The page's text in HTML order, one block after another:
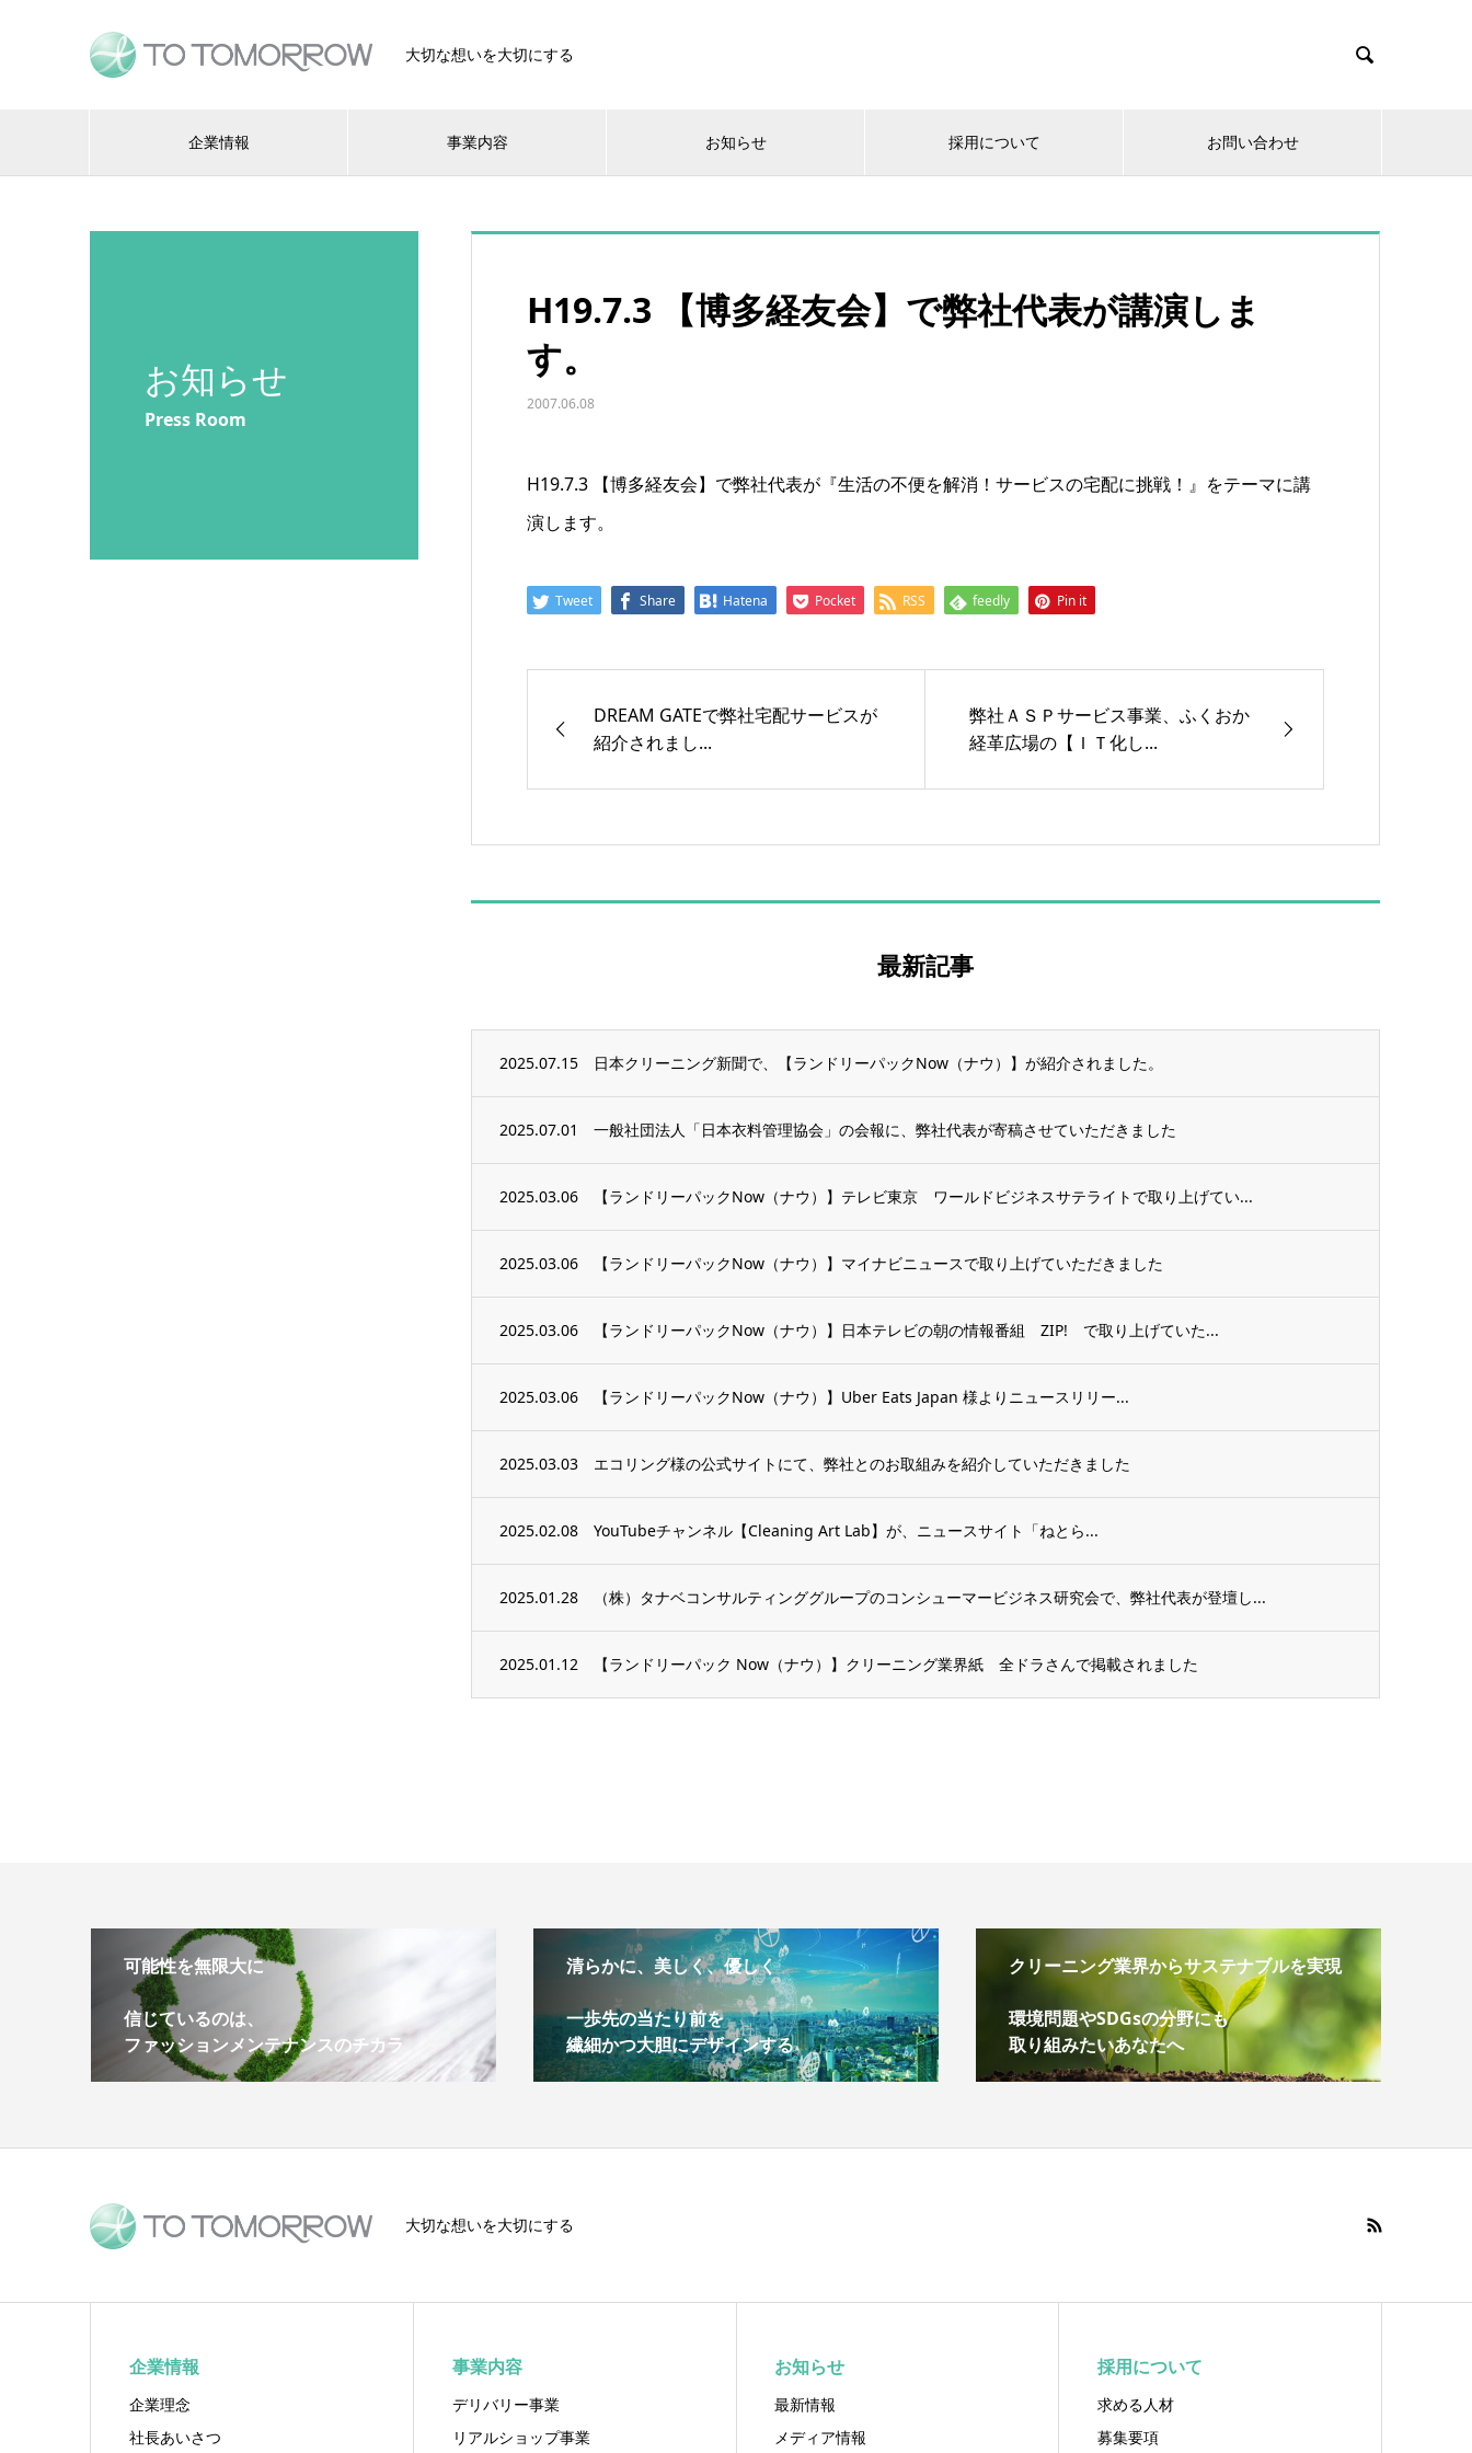
大切な想いを大切にする 
企業情報 事業内容 お知らせ 採用について お問い合わせ
お知らせ
Press Room
H19.7.3 【博多経友会】で弊社代表が講演しま
す。
2007.06.08
H19.7.3 【博多経友会】で弊社代表が『生活の不便を解消！サービスの宅配に挑戦！』をテーマに講
演します。
Tweet Share Hatena Pocket RSS feedly Pin it
DREAM GATEで弊社宅配サービスが
紹介されまし...
弊社ＡＳＰサービス事業、ふくおか
経革広場の【ＩＴ化し...
最新記事
2025.07.15 日本クリーニング新聞で、【ランドリーパックNow（ナウ）】が紹介されました。
2025.07.01 一般社団法人「日本衣料管理協会」の会報に、弊社代表が寄稿させていただきました
2025.03.06 【ランドリーパックNow（ナウ）】テレビ東京 ワールドビジネスサテライトで取り上げてい...
2025.03.06 【ランドリーパックNow（ナウ）】マイナビニュースで取り上げていただきました
2025.03.06 【ランドリーパックNow（ナウ）】日本テレビの朝の情報番組 ZIP! で取り上げていた...
2025.03.06 【ランドリーパックNow（ナウ）】Uber Eats Japan 様よりニュースリリー...
2025.03.03 エコリング様の公式サイトにて、弊社とのお取組みを紹介していただきました
2025.02.08 YouTubeチャンネル【Cleaning Art Lab】が、ニュースサイト「ねとら...
2025.01.28 （株）タナベコンサルティンググループのコンシューマービジネス研究会で、弊社代表が登壇し...
2025.01.12 【ランドリーパック Now（ナウ）】クリーニング業界紙 全ドラさんで掲載されました
可能性を無限大に
信じているのは、
ファッションメンテナンスのチカラ
清らかに、美しく、優しく
一歩先の当たり前を
繊細かつ大胆にデザインする
クリーニング業界からサステナブルを実現
環境問題やSDGsの分野にも
取り組みたいあなたへ
大切な想いを大切にする
企業情報
企業理念
社長あいさつ
事業内容
デリバリー事業
リアルショップ事業
お知らせ
最新情報
メディア情報
採用について
求める人材
募集要項